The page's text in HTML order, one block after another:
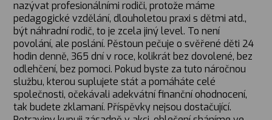
nazývat profesionálními rodiči, protože máme
pedagogické vzdělání, dlouholetou praxi s dětmi atd.,
být náhradní rodič, to je zcela jiný level. To není
povolání, ale poslání. Pěstoun pečuje o svěřené děti 24
hodin denně, 365 dní v roce, kolikrát bez dovolené, bez
odlehčení, bez pomoci. Pokud byste za tuto náročnou
službu, kterou suplujete stát a pomáháte celé
společnosti, očekávali adekvátní finanční ohodnocení,
tak budete zklamaní. Příspěvky nejsou dostačující.